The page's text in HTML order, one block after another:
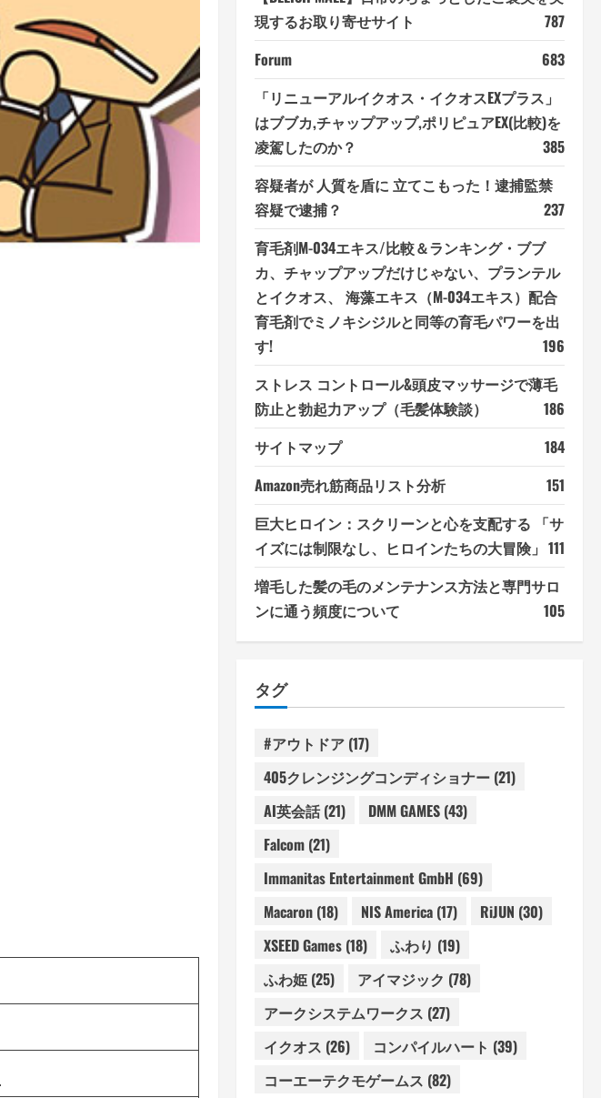
現するお取り寄せサイト
787
Forum
683
「リニューアルイクオス・イクオスEXプラス」
はブブカ,チャップアップ,ポリピュアEX(比較)を
凌駕したのか？
385
容疑者が 人質を盾に 立てこもった！逮捕監禁
容疑で逮捕？
237
育毛剤M-034エキス/比較＆ランキング・ブブ
カ、チャップアップだけじゃない、プランテル
とイクオス、 海藻エキス（M-034エキス）配合
育毛剤でミノキシジルと同等の育毛パワーを出
す!
196
ストレス コントロール&頭皮マッサージで薄毛
防止と勃起力アップ（毛髪体験談）
186
サイトマップ
184
Amazon売れ筋商品リスト分析
151
巨大ヒロイン：スクリーンと心を支配する 「サ
イズには制限なし、ヒロインたちの大冒険」 111
増毛した髪の毛のメンテナンス方法と専門サロ
ンに通う頻度について
105
タグ
#アウトドア(17)
405クレンジングコンディショナー(21)
AI英会話(21) DMM GAMES(43)
Falcom(21)
Immanitas Entertainment GmbH (69)
Macaron(18) NIS America(17) RiJUN (30)
XSEED Games(18) ふわり (19)
ふわ姫(25) アイマジック (78)
アークシステムワークス (27)
イクオス (26) コンパイルハート (39)
コーエーテクモゲームス (82)